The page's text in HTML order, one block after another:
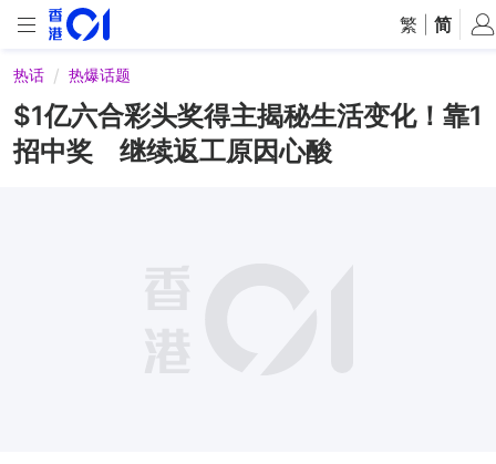
繁 简
热话 热爆话题
$1亿六合彩头奖得主揭秘生活变化！靠1
招中奖 继续返工原因心酸